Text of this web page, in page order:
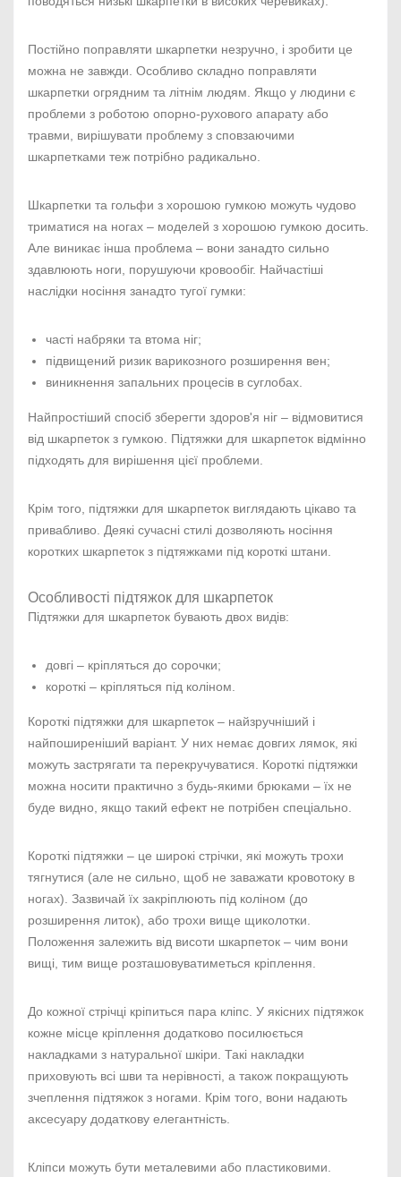
Постійно поправляти шкарпетки незручно, і зробити це
можна не завжди. Особливо складно поправляти
шкарпетки огрядним та літнім людям. Якщо у людини є
проблеми з роботою опорно-рухового апарату або
травми, вирішувати проблему з сповзаючими
шкарпетками теж потрібно радикально.
Шкарпетки та гольфи з хорошою гумкою можуть чудово
триматися на ногах – моделей з хорошою гумкою досить.
Але виникає інша проблема – вони занадто сильно
здавлюють ноги, порушуючи кровообіг. Найчастіші
наслідки носіння занадто тугої гумки:
часті набряки та втома ніг;
підвищений ризик варикозного розширення вен;
виникнення запальних процесів в суглобах.
Найпростіший спосіб зберегти здоров'я ніг – відмовитися
від шкарпеток з гумкою. Підтяжки для шкарпеток відмінно
підходять для вирішення цієї проблеми.
Крім того, підтяжки для шкарпеток виглядають цікаво та
привабливо. Деякі сучасні стилі дозволяють носіння
коротких шкарпеток з підтяжками під короткі штани.
Особливості підтяжок для шкарпеток
Підтяжки для шкарпеток бувають двох видів:
довгі – кріпляться до сорочки;
короткі – кріпляться під коліном.
Короткі підтяжки для шкарпеток – найзручніший і
найпоширеніший варіант. У них немає довгих лямок, які
можуть застрягати та перекручуватися. Короткі підтяжки
можна носити практично з будь-якими брюками – їх не
буде видно, якщо такий ефект не потрібен спеціально.
Короткі підтяжки – це широкі стрічки, які можуть трохи
тягнутися (але не сильно, щоб не заважати кровотоку в
ногах). Зазвичай їх закріплюють під коліном (до
розширення литок), або трохи вище щиколотки.
Положення залежить від висоти шкарпеток – чим вони
вищі, тим вище розташовуватиметься кріплення.
До кожної стрічці кріпиться пара кліпс. У якісних підтяжок
кожне місце кріплення додатково посилюється
накладками з натуральної шкіри. Такі накладки
приховують всі шви та нерівності, а також покращують
зчеплення підтяжок з ногами. Крім того, вони надають
аксесуару додаткову елегантність.
Кліпси можуть бути металевими або пластиковими.